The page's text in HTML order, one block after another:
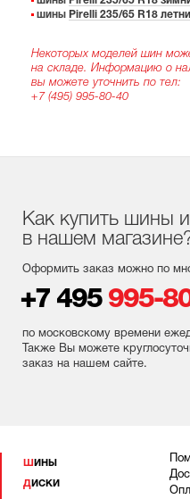
шины Pirelli 235/65 R18
Некоторых моделей шин
на складе. Информацию о
вы можете уточнить по тел:
+7 (495) 995-80-40
Как купить шины
в нашем
Оформить заказ можно по
+7 495 995-
по московскому времени
Также Вы можете
заказ на нашем сайте.
ШИНЫ
ДИСКИ